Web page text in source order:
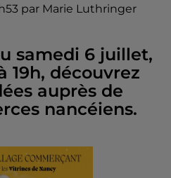
par Marie Luthringer
samedi 6 juillet,
19h, découvrez
auprès de
nancéiens.